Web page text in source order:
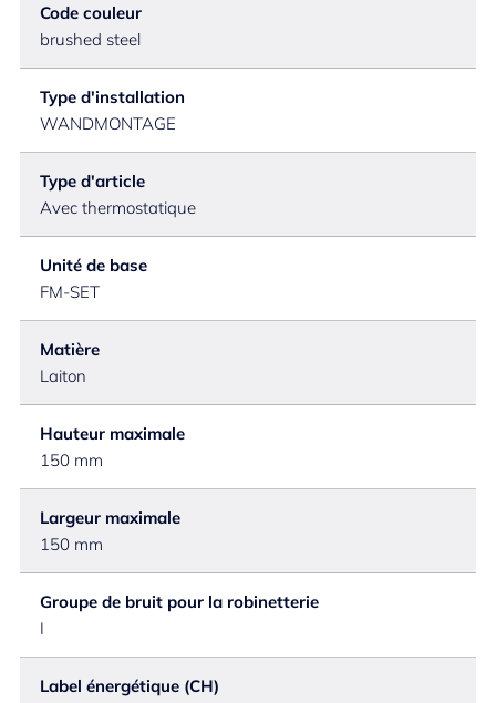
Code couleur
brushed steel
Type d'installation
WANDMONTAGE
Type d'article
Avec thermostatique
Unité de base
FM-SET
Matière
Laiton
Hauteur maximale
150 mm
Largeur maximale
150 mm
Groupe de bruit pour la robinetterie
I
Label énergétique (CH)